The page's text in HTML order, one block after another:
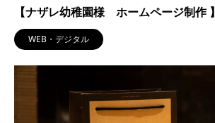
【ナザレ幼稚園様 ホームページ制作 】
WEB・デジタル